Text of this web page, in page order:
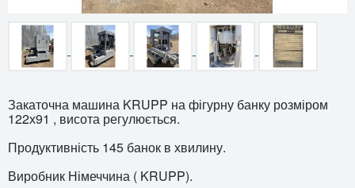
Закаточна машина KRUPP на фігурну банку розміром
122х91 , висота регулюється.
Продуктивність 145 банок в хвилину.
Виробник Німеччина ( KRUPP).